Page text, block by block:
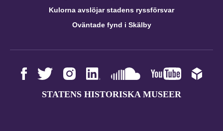
Kulorna avslöjar stadens ryssförsvar
Oväntade fynd i Skälby
STATENS HISTORISKA MUSEER